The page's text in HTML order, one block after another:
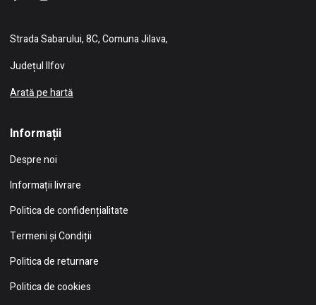
Strada Sabarului, 8C, Comuna Jilava,
Județul Ilfov
Arată pe hartă
Informații
Despre noi
Informații livrare
Politica de confidențialitate
Termeni și Condiții
Politica de returnare
Politica de cookies